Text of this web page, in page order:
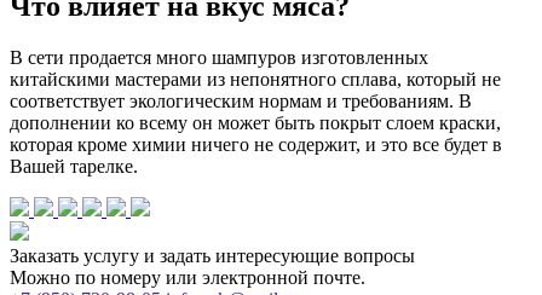
Что влияет на вкус мяса?
В сети продается много шампуров изготовленных
китайскими мастерами из непонятного сплава, который не
соответствует экологическим нормам и требованиям. В
дополнении ко всему он может быть покрыт слоем краски,
которая кроме химии ничего не содержит, и это все будет в
Вашей тарелке.
Заказать услугу и задать интересующие вопросы
Можно по номеру или электронной почте.